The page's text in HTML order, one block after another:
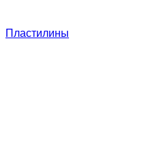
Пластилины